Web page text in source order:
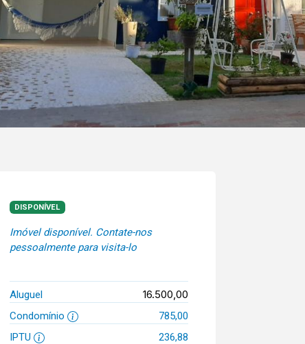
DISPONÍVEL
Imóvel disponível. Contate-nos
pessoalmente para visita-lo
Aluguel 16.500,00
Condomínio
785,00
IPTU
236,88